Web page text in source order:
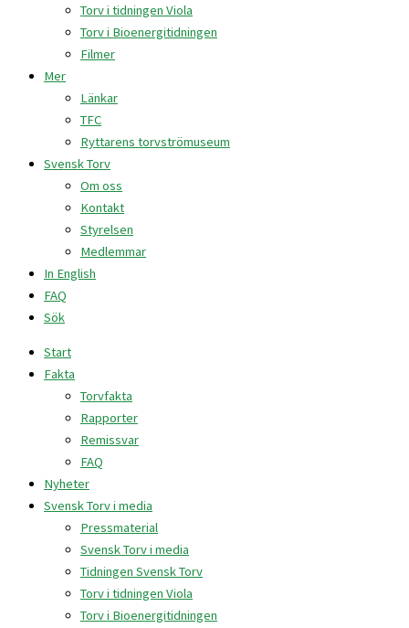
Torv i tidningen Viola
Torv i Bioenergitidningen
Filmer
Mer
Länkar
TFC
Ryttarens torvströmuseum
Svensk Torv
Om oss
Kontakt
Styrelsen
Medlemmar
In English
FAQ
Sök
Start
Fakta
Torvfakta
Rapporter
Remissvar
FAQ
Nyheter
Svensk Torv i media
Pressmaterial
Svensk Torv i media
Tidningen Svensk Torv
Torv i tidningen Viola
Torv i Bioenergitidningen